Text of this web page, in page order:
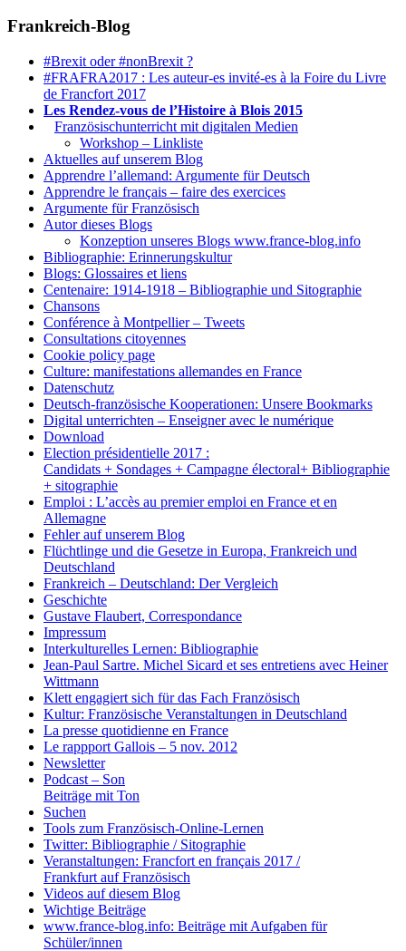
Frankreich-Blog
#Brexit oder #nonBrexit ?
#FRAFRA2017 : Les auteur-es invité-es à la Foire du Livre
de Francfort 2017
Les Rendez-vous de l’Histoire à Blois 2015
Französischunterricht mit digitalen Medien
Workshop – Linkliste
Aktuelles auf unserem Blog
Apprendre l’allemand: Argumente für Deutsch
Apprendre le français – faire des exercices
Argumente für Französisch
Autor dieses Blogs
Konzeption unseres Blogs www.france-blog.info
Bibliographie: Erinnerungskultur
Blogs: Glossaires et liens
Centenaire: 1914-1918 – Bibliographie und Sitographie
Chansons
Conférence à Montpellier – Tweets
Consultations citoyennes
Cookie policy page
Culture: manifestations allemandes en France
Datenschutz
Deutsch-französische Kooperationen: Unsere Bookmarks
Digital unterrichten – Enseigner avec le numérique
Download
Election présidentielle 2017 :
Candidats + Sondages + Campagne électoral+ Bibliographie
+ sitographie
Emploi : L’accès au premier emploi en France et en
Allemagne
Fehler auf unserem Blog
Flüchtlinge und die Gesetze in Europa, Frankreich und
Deutschland
Frankreich – Deutschland: Der Vergleich
Geschichte
Gustave Flaubert, Correspondance
Impressum
Interkulturelles Lernen: Bibliographie
Jean-Paul Sartre. Michel Sicard et ses entretiens avec Heiner
Wittmann
Klett engagiert sich für das Fach Französisch
Kultur: Französische Veranstaltungen in Deutschland
La presse quotidienne en France
Le rappport Gallois – 5 nov. 2012
Newsletter
Podcast – Son
Beiträge mit Ton
Suchen
Tools zum Französisch-Online-Lernen
Twitter: Bibliographie / Sitographie
Veranstaltungen: Francfort en français 2017 /
Frankfurt auf Französisch
Videos auf diesem Blog
Wichtige Beiträge
www.france-blog.info: Beiträge mit Aufgaben für
Schüler/innen